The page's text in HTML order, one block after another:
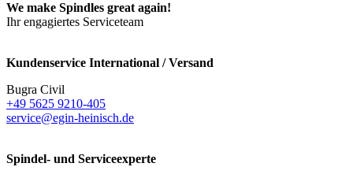
We make Spindles great again!
Ihr engagiertes Serviceteam
Kundenservice International / Versand
Bugra Civil
+49 5625 9210-405
service@egin-heinisch.de
Spindel- und Serviceexperte